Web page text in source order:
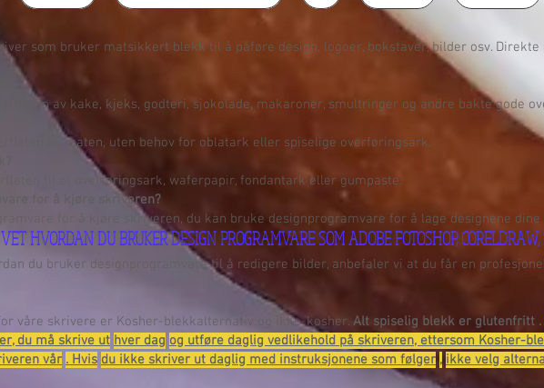
som bruker matsikkert blekk til å påføre design, logoer, bokstaver, bilder osv. Direkte
av kake, kjeks, godteri, sjokolade, makaroner, smultringer og andre bakte gode
av maten, uten behov for oblatark eller spiselige overføringsark.
til et overføringsark, waferpapir, fondantark eller gumpaste.
for å kjøre skriveren?
for å kjøre skriveren, du kan bruke designprogramvare for å lage designene
HVORDAN DU BRUKER DESIGN PROGRAMVARE SOM ADOBE FOTOSHOP,
du bruker designprogramvare til å redigere bilder, anbefaler vi at du får en
våre skrivere er Kosher-blekkalternativ og ikke-kosher. Alt spiselig blekk er glutenfritt .
du må skrive ut hver dag og utføre daglig vedlikehold på skriveren, ettersom Kosher-
vår . Hvis du ikke skriver ut daglig med instruksjonene som følger , ikke velg